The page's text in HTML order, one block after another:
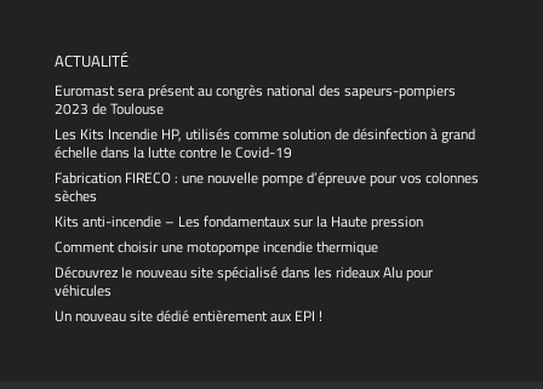
ACTUALITÉ
Euromast sera présent au congrès national des sapeurs-pompiers
2023 de Toulouse
Les Kits Incendie HP, utilisés comme solution de désinfection à grand
échelle dans la lutte contre le Covid-19
Fabrication FIRECO : une nouvelle pompe d’épreuve pour vos colonnes
sèches
Kits anti-incendie – Les fondamentaux sur la Haute pression
Comment choisir une motopompe incendie thermique
Découvrez le nouveau site spécialisé dans les rideaux Alu pour
véhicules
Un nouveau site dédié entièrement aux EPI !